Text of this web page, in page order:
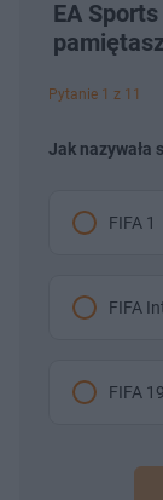
EA
Pytanie 1 z 11
Jak nazywała
FIFA 1
FIFA
FIFA